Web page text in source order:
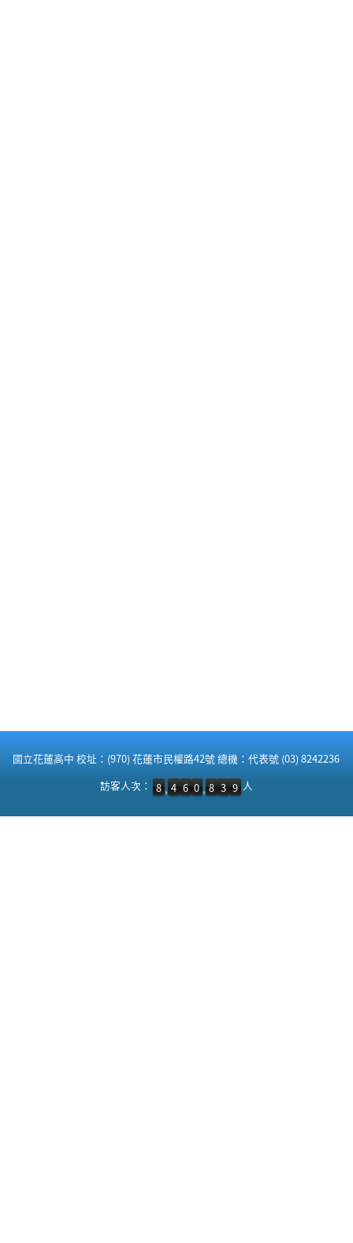
國立花蓮高中 校址：(970) 花蓮市民權路42號 總機：代表號 (03) 8242236
訪客人次：8,460,839 人
訪客人次： 8 , 4 6 0 , 8 3 9 人